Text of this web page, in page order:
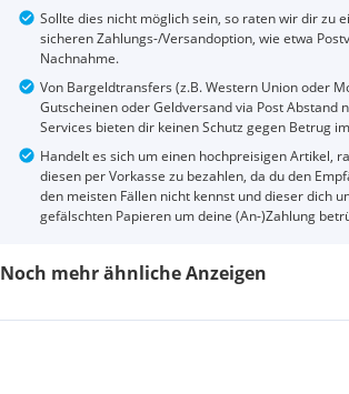
Sollte dies nicht möglich sein, so raten wir dir zu
sicheren Zahlungs-/Versandoption, wie etwa
Nachnahme.
Von Bargeldtransfers (z.B. Western Union oder
Gutscheinen oder Geldversand via Post Abstand
Services bieten dir keinen Schutz gegen Betrug
Handelt es sich um einen hochpreisigen Artikel,
diesen per Vorkasse zu bezahlen, da du den
den meisten Fällen nicht kennst und dieser dich
gefälschten Papieren um deine (An-)Zahlung
Noch mehr ähnliche Anzeigen